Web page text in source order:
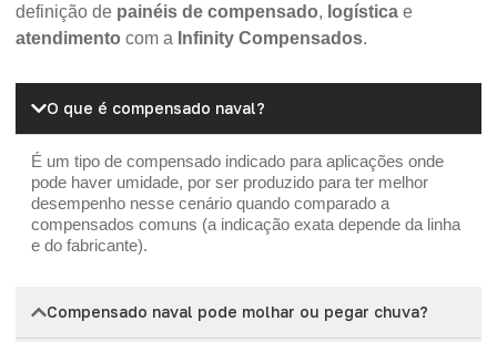
definição de painéis de compensado, logística e
atendimento com a Infinity Compensados.
O que é compensado naval?
É um tipo de compensado indicado para aplicações onde
pode haver umidade, por ser produzido para ter melhor
desempenho nesse cenário quando comparado a
compensados comuns (a indicação exata depende da linha
e do fabricante).
Compensado naval pode molhar ou pegar chuva?